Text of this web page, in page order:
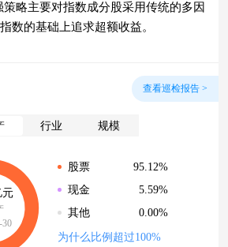
略主要对指数成分股采用传统的多因
数的基础上追求超额收益。
查看巡检报告 >
行业 规模
元
30
股票
95.12%
现金
5.59%
其他
0.00%
为什么比例超过100%